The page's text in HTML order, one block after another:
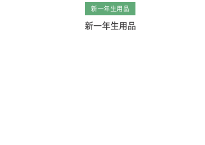
新一年生用品
新一年生用品